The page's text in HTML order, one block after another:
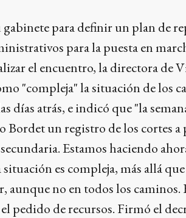
para definir un plan de
para la puesta en
el encuentro, la directora de
"compleja" la situación de los
días atrás, e indicó que "la
Bordet un registro de los cortes
Estamos haciendo
es compleja, más allá que
aunque no en todos los caminos.
pedido de recursos. Firmó el